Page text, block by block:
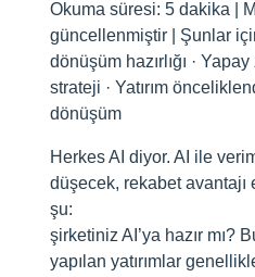
Okuma süresi: 5 dakika |
güncellenmiştir | Şunlar
dönüşüm hazırlığı ·
strateji · Yatırım
dönüşüm
Herkes AI diyor. AI ile
düşecek, rekabet
şu:
şirketiniz AI’ya hazır mı?
yapılan yatırımlar